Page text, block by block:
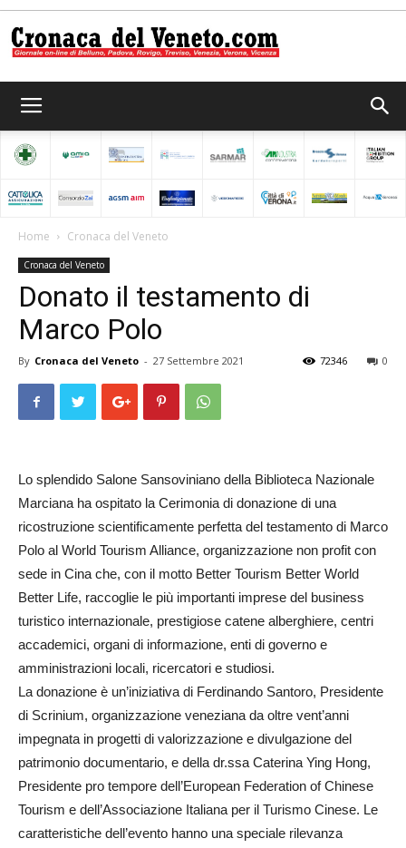
del
Home Cronaca del Veneto
Cronaca del Veneto
Donato il testamento di
Marco Polo
By Cronaca del Veneto - 27 Settembre 2021 0
72346
Lo splendido Salone Sansoviniano della Biblioteca Nazionale
Marciana ha ospitato la Cerimonia di donazione di una
ricostruzione scientificamente perfetta del testamento di Marco
Polo al World Tourism Alliance, organizzazione non profit con
sede in Cina che, con il motto Better Tourism Better World
Better Life, raccoglie le più importanti imprese del business
turistico internazionale, prestigiose catene alberghiere, centri
accademici, organi di informazione, enti di governo e
amministrazioni locali, ricercatori e studiosi.
La donazione è un’iniziativa di Ferdinando Santoro, Presidente
di Scrinium, organizzazione veneziana da oltre vent’anni
impegnata in progetti di valorizzazione e divulgazione del
patrimonio documentario, e della dr.ssa Caterina Ying Hong,
Presidente pro tempore dell’European Federation of Chinese
Tourism e dell’Associazione Italiana per il Turismo Cinese. Le
caratteristiche dell’evento hanno una speciale rilevanza